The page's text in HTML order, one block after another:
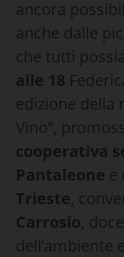
ancora
anche dalle
che tutti
alle 18
edizione della
Vino”,
cooperativa
Pantaleone e
Trieste,
Carrosio,
dell’ambiente